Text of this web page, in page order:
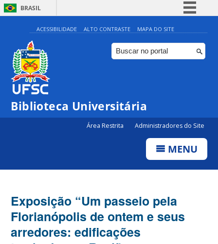
BRASIL
Simplifique!
Comunica BR
Participe
Canais
ACESSIBILIDADE ALTO CONTRASTE MAPA DO SITE
Biblioteca Universitária
Área Restrita Administradores do Site
MENU
Exposição “Um passeio pela
Florianópolis de ontem e seus
arredores: edificações